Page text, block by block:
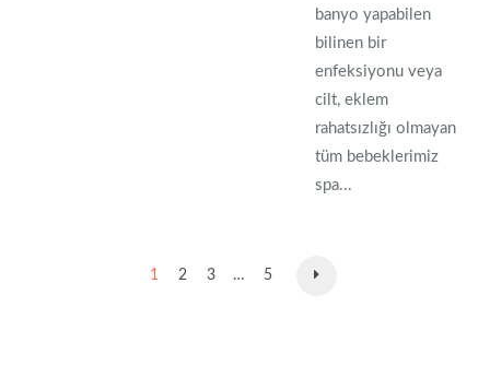
banyo yapabilen
bilinen bir
enfeksiyonu veya
cilt, eklem
rahatsızlığı olmayan
tüm bebeklerimiz
spa...
1 2 3 … 5